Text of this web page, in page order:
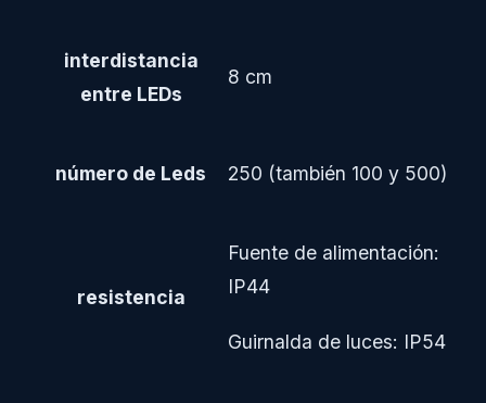
interdistancia
entre LEDs
8 cm
número de Leds 250 (también 100 y 500)
resistencia
Fuente de alimentación:
IP44
Guirnalda de luces: IP54